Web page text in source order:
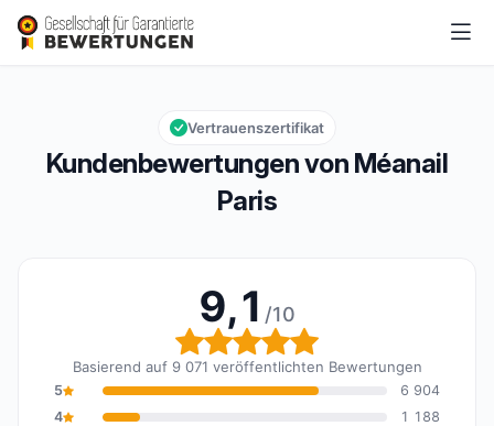
Méanail Paris
Gesamtbewertung: 9,1 von 10
9,1/10
Kundenbewertungen von Méanail
Paris
Vertrauenszertifikat
9,1 /10
Gesamtbewertung: 9,1
Basierend auf 9 071 veröffentlichten Bewertungen
5
6 904
4
1 188